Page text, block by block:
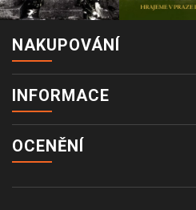
NAKUPOVÁNÍ
INFORMACE
OCENĚNÍ